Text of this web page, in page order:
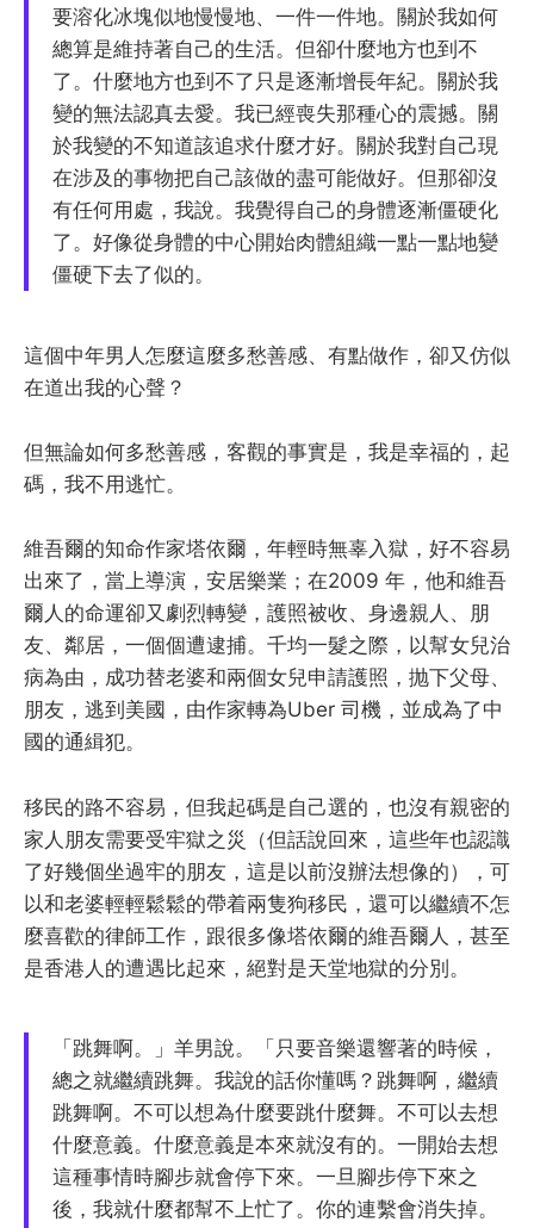
要溶化冰塊似地慢慢地、一件一件地。關於我如何
總算是維持著自己的生活。但卻什麼地方也到不
了。什麼地方也到不了只是逐漸增長年紀。關於我
變的無法認真去愛。我已經喪失那種心的震撼。關
於我變的不知道該追求什麼才好。關於我對自己現
在涉及的事物把自己該做的盡可能做好。但那卻沒
有任何用處，我說。我覺得自己的身體逐漸僵硬化
了。好像從身體的中心開始肉體組織一點一點地變
僵硬下去了似的。
這個中年男人怎麼這麼多愁善感、有點做作，卻又仿似
在道出我的心聲？
但無論如何多愁善感，客觀的事實是，我是幸福的，起
碼，我不用逃忙。
維吾爾的知命作家塔依爾，年輕時無辜入獄，好不容易
出來了，當上導演，安居樂業；在2009 年，他和維吾
爾人的命運卻又劇烈轉變，護照被收、身邊親人、朋
友、鄰居，一個個遭逮捕。千均一髮之際，以幫女兒治
病為由，成功替老婆和兩個女兒申請護照，抛下父母、
朋友，逃到美國，由作家轉為Uber 司機，並成為了中
國的通緝犯。
移民的路不容易，但我起碼是自己選的，也沒有親密的
家人朋友需要受牢獄之災（但話說回來，這些年也認識
了好幾個坐過牢的朋友，這是以前沒辦法想像的），可
以和老婆輕輕鬆鬆的帶着兩隻狗移民，還可以繼續不怎
麼喜歡的律師工作，跟很多像塔依爾的維吾爾人，甚至
是香港人的遭遇比起來，絕對是天堂地獄的分別。
「跳舞啊。」羊男說。「只要音樂還響著的時候，
總之就繼續跳舞。我說的話你懂嗎？跳舞啊，繼續
跳舞啊。不可以想為什麼要跳什麼舞。不可以去想
什麼意義。什麼意義是本來就沒有的。一開始去想
這種事情時腳步就會停下來。一旦腳步停下來之
後，我就什麼都幫不上忙了。你的連繫會消失掉。